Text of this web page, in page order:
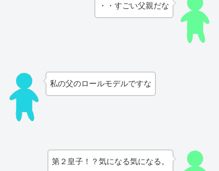
・・すごい父親だな
私の父のロールモデルですな
第２皇子！？気になる気になる。